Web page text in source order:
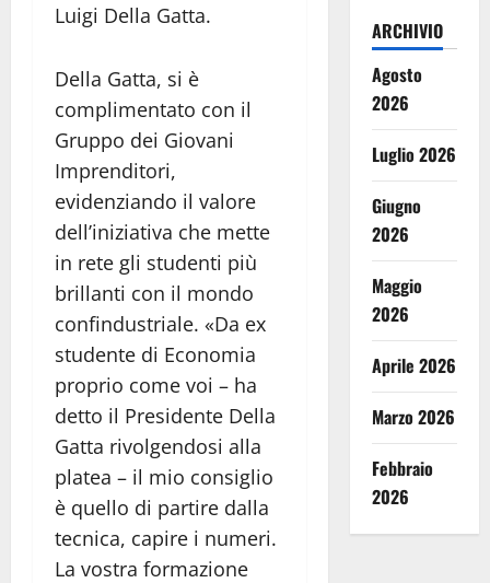
Luigi Della Gatta.
Della Gatta, si è
complimentato con il
Gruppo dei Giovani
Imprenditori,
evidenziando il valore
dell’iniziativa che mette
in rete gli studenti più
brillanti con il mondo
confindustriale. «Da ex
studente di Economia
proprio come voi – ha
detto il Presidente Della
Gatta rivolgendosi alla
platea – il mio consiglio
è quello di partire dalla
tecnica, capire i numeri.
La vostra formazione
ARCHIVIO
Agosto
2026
Luglio 2026
Giugno
2026
Maggio
2026
Aprile 2026
Marzo 2026
Febbraio
2026